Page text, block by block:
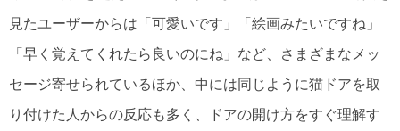
見たユーザーからは「可愛いです」「絵画みたいですね」
「早く覚えてくれたら良いのにね」など、さまざまなメッ
セージ寄せられているほか、中には同じように猫ドアを取
り付けた人からの反応も多く、ドアの開け方をすぐ理解す